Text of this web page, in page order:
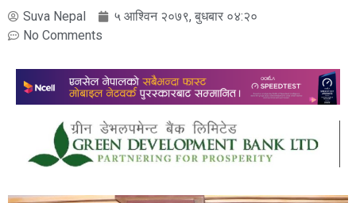
Suva Nepal
५ आश्विन २०७९, बुधबार ०४:२०
No Comments